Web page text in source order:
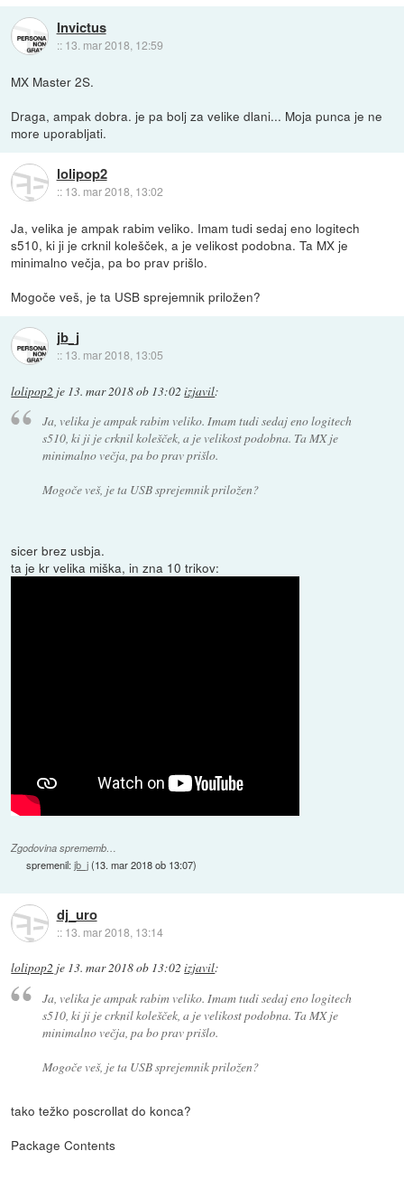
Invictus
:: 13. mar 2018, 12:59
MX Master 2S.
Draga, ampak dobra. je pa bolj za velike dlani... Moja punca je ne
more uporabljati.
lolipop2
:: 13. mar 2018, 13:02
Ja, velika je ampak rabim veliko. Imam tudi sedaj eno logitech
s510, ki ji je crknil kolešček, a je velikost podobna. Ta MX je
minimalno večja, pa bo prav prišlo.
Mogoče veš, je ta USB sprejemnik priložen?
jb_j
:: 13. mar 2018, 13:05
lolipop2 je 13. mar 2018 ob 13:02 izjavil:
Ja, velika je ampak rabim veliko. Imam tudi sedaj eno logitech
s510, ki ji je crknil kolešček, a je velikost podobna. Ta MX je
minimalno večja, pa bo prav prišlo.
Mogoče veš, je ta USB sprejemnik priložen?
sicer brez usbja.
ta je kr velika miška, in zna 10 trikov:
Zgodovina sprememb…
spremenil:jb_j(13. mar 2018 ob 13:07)
dj_uro
:: 13. mar 2018, 13:14
lolipop2 je 13. mar 2018 ob 13:02 izjavil:
Ja, velika je ampak rabim veliko. Imam tudi sedaj eno logitech
s510, ki ji je crknil kolešček, a je velikost podobna. Ta MX je
minimalno večja, pa bo prav prišlo.
Mogoče veš, je ta USB sprejemnik priložen?
tako težko poscrollat do konca?
Package Contents